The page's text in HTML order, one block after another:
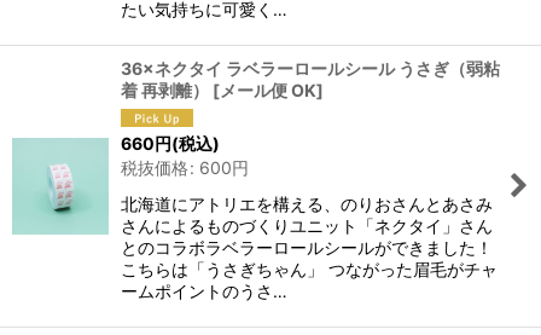
たい気持ちに可愛く…
36×ネクタイ ラベラーロールシール うさぎ（弱粘
着 再剥離）
[メール便 OK]
660円(税込)
税抜価格: 600円
北海道にアトリエを構える、のりおさんとあさみ
さんによるものづくりユニット「ネクタイ」さん
とのコラボラベラーロールシールができました！
こちらは「うさぎちゃん」 つながった眉毛がチャ
ームポイントのうさ…